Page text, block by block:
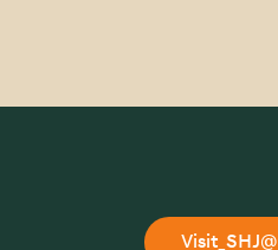
@Visit_SHJ